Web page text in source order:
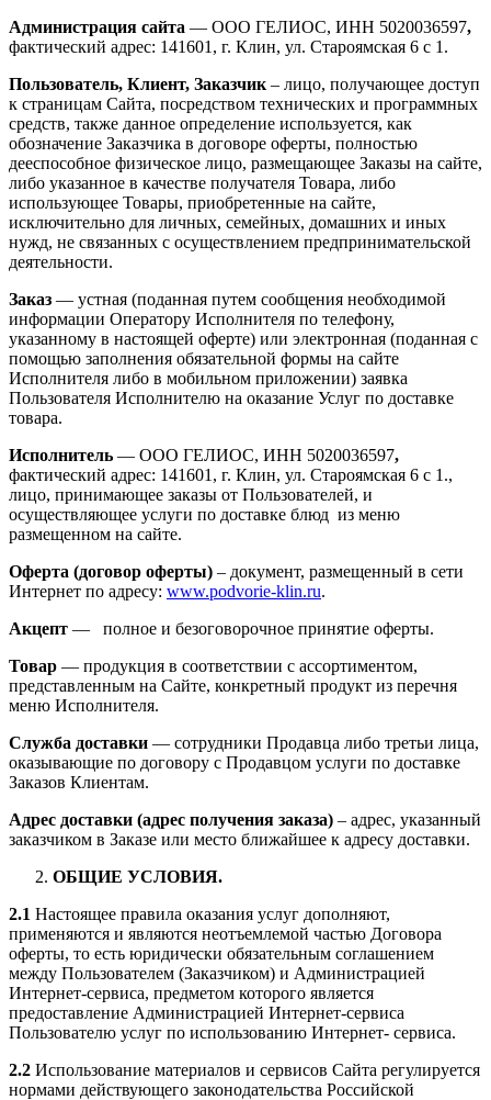
Администрация сайта — ООО ГЕЛИОС, ИНН 5020036597,
фактический адрес: 141601, г. Клин, ул. Староямская 6 с 1.
Пользователь, Клиент, Заказчик – лицо, получающее доступ
к страницам Сайта, посредством технических и программных
средств, также данное определение используется, как
обозначение Заказчика в договоре оферты, полностью
дееспособное физическое лицо, размещающее Заказы на сайте,
либо указанное в качестве получателя Товара, либо
использующее Товары, приобретенные на сайте,
исключительно для личных, семейных, домашних и иных
нужд, не связанных с осуществлением предпринимательской
деятельности.
Заказ — устная (поданная путем сообщения необходимой
информации Оператору Исполнителя по телефону,
указанному в настоящей оферте) или электронная (поданная с
помощью заполнения обязательной формы на сайте
Исполнителя либо в мобильном приложении) заявка
Пользователя Исполнителю на оказание Услуг по доставке
товара.
Исполнитель — ООО ГЕЛИОС, ИНН 5020036597,
фактический адрес: 141601, г. Клин, ул. Староямская 6 с 1.,
лицо, принимающее заказы от Пользователей, и
осуществляющее услуги по доставке блюд из меню
размещенном на сайте.
Оферта (договор оферты) – документ, размещенный в сети
Интернет по адресу: www.podvorie-klin.ru.
Акцепт — полное и безоговорочное принятие оферты.
Товар — продукция в соответствии с ассортиментом,
представленным на Сайте, конкретный продукт из перечня
меню Исполнителя.
Служба доставки — сотрудники Продавца либо третьи лица,
оказывающие по договору с Продавцом услуги по доставке
Заказов Клиентам.
Адрес доставки (адрес получения заказа) – адрес, указанный
заказчиком в Заказе или место ближайшее к адресу доставки.
ОБЩИЕ УСЛОВИЯ.
2.1 Настоящее правила оказания услуг дополняют,
применяются и являются неотъемлемой частью Договора
оферты, то есть юридически обязательным соглашением
между Пользователем (Заказчиком) и Администрацией
Интернет-сервиса, предметом которого является
предоставление Администрацией Интернет-сервиса
Пользователю услуг по использованию Интернет- сервиса.
2.2 Использование материалов и сервисов Сайта регулируется
нормами действующего законодательства Российской